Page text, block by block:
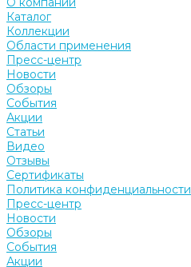
Каталог
Коллекции
Области применения
Пресс-центр
Новости
Обзоры
События
Акции
Статьи
Видео
Отзывы
Сертификаты
Политика конфиденциальности
Пресс-центр
Новости
Обзоры
События
Акции